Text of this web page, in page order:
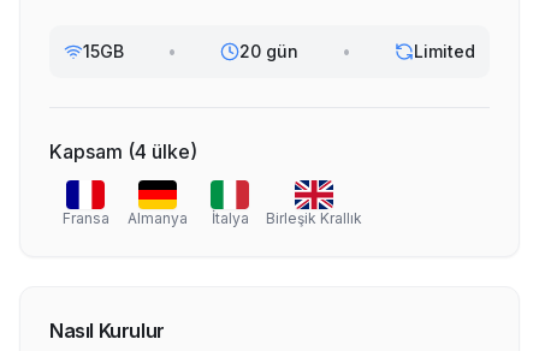
15GB • 20 gün • Limited
Kapsam (4 ülke)
Fransa Almanya İtalya Birleşik Krallık
Nasıl Kurulur